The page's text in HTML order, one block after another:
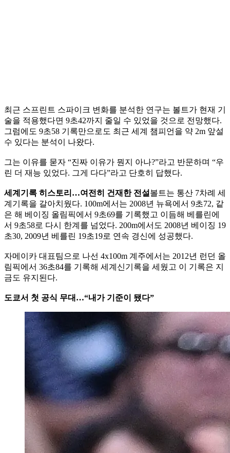
최근 스프린트 스파이크 변화를 분석한 연구는 볼트가 현재 기
술을 적용했다면 9초42까지 줄일 수 있었을 것으로 전망했다.
그럼에도 9초58 기록만으로도 최근 세계 챔피언을 약 2m 앞설
수 있다는 분석이 나왔다.
그는 이유를 묻자 “진짜 이유가 뭔지 아나?”라고 반문하며 “우
린 더 재능 있었다. 그게 다다”라고 단호히 답했다.
세계기록 히스토리…여전히 건재한 전설 볼트는 통산 7차례 세
계기록을 갈아치웠다. 100m에서는 2008년 뉴욕에서 9초72, 같
은 해 베이징 올림픽에서 9초69를 기록했고 이듬해 베를린에
서 9초58로 다시 한계를 넘었다. 200m에서도 2008년 베이징 19
초30, 2009년 베를린 19초19로 연속 경신에 성공했다.
자메이카 대표팀으로 나선 4x100m 계주에서는 2012년 런던 올
림픽에서 36초84를 기록해 세계신기록을 세웠고 이 기록은 지
금도 유지된다.
도쿄서 첫 공식 무대…“내가 기준이 됐다”